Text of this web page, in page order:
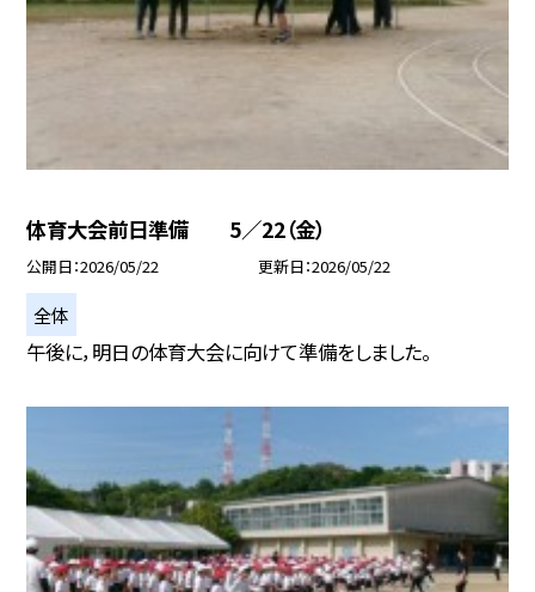
体育大会前日準備 5／22（金）
公開日 2026/05/22 更新日 2026/05/22
全体
午後に，明日の体育大会に向けて準備をしました。